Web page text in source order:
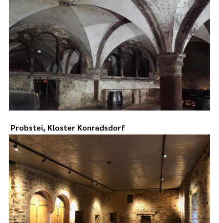
Probstei, Kloster Konradsdorf